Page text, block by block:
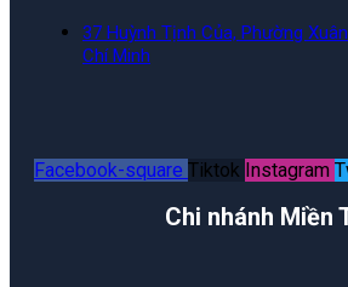
37 Huỳnh Tịnh Của, Phường
Chí Minh
Facebook-square Tiktok Instagram
Chi nhánh Miền